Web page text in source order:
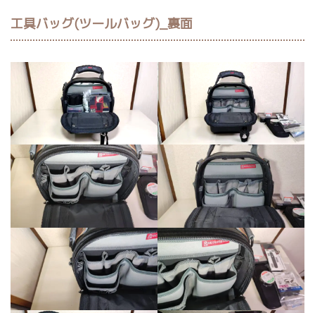
工具バッグ(ツールバッグ)_裏面